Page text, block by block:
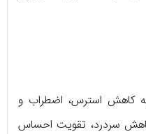
کاهش استرس، اضطراب و
سردرد، تقویت احساس